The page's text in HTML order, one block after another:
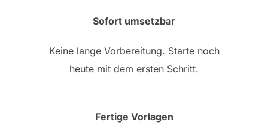
Sofort umsetzbar
Keine lange Vorbereitung. Starte noch
heute mit dem ersten Schritt.
Fertige Vorlagen